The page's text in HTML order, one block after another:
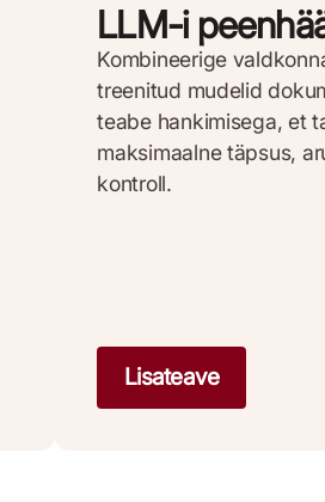
LLM-i
Kombineerige
treenitud mudelid
teabe hankimisega, et
maksimaalne täpsus,
kontroll.
Lisateave